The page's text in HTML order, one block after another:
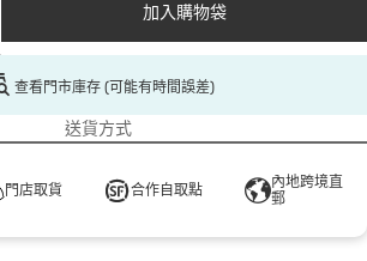
加入購物袋
查看門市庫存 (可能有時間誤差)
送貨方式
門店取貨 合作自取點
內地跨境直
郵